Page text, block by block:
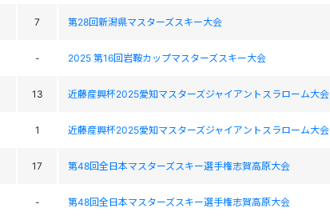
7 第28回新潟県マスターズスキー大会
- 2025 第16回岩鞍カップマスターズスキー大会
13 近藤産興杯2025愛知マスターズジャイアントスラローム大会
1 近藤産興杯2025愛知マスターズジャイアントスラローム大会
17 第48回全日本マスターズスキー選手権志賀高原大会
- 第48回全日本マスターズスキー選手権志賀高原大会